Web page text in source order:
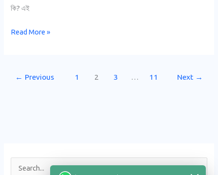
কি? এই
কি?
Read More »
← Previous 1 2 3 … 11 Next →